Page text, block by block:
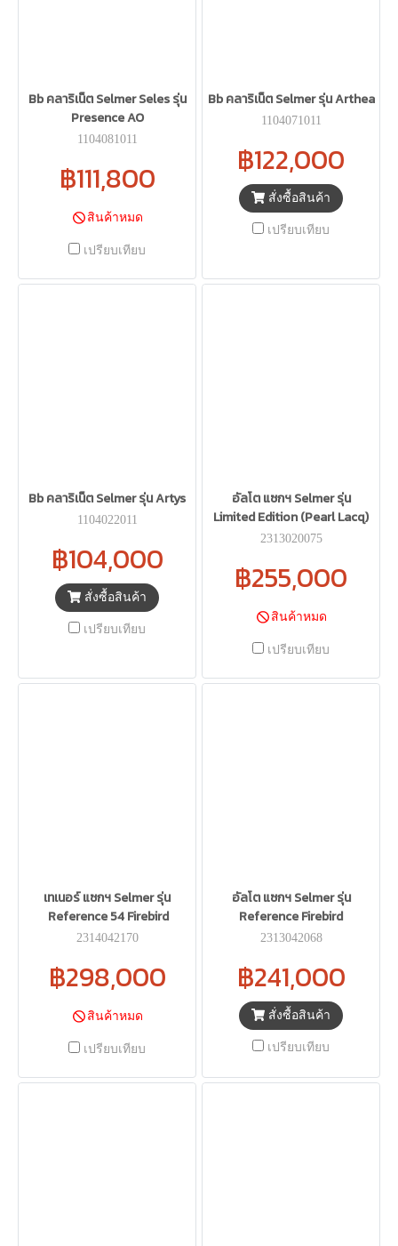
Bb คลาริเน็ต Selmer Seles รุ่น
Presence AO
1104081011
฿111,800
สินค้าหมด
เปรียบเทียบ
Bb คลาริเน็ต Selmer รุ่น Arthea
1104071011
฿122,000
สั่งซื้อสินค้า
เปรียบเทียบ
Bb คลาริเน็ต Selmer รุ่น Artys
1104022011
฿104,000
สั่งซื้อสินค้า
เปรียบเทียบ
อัลโต แซกฯ Selmer รุ่น
Limited Edition (Pearl Lacq)
2313020075
฿255,000
สินค้าหมด
เปรียบเทียบ
เทเนอร์ แซกฯ Selmer รุ่น
Reference 54 Firebird
2314042170
฿298,000
สินค้าหมด
เปรียบเทียบ
อัลโต แซกฯ Selmer รุ่น
Reference Firebird
2313042068
฿241,000
สั่งซื้อสินค้า
เปรียบเทียบ